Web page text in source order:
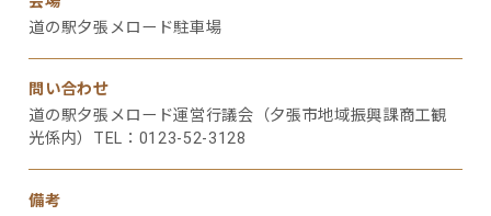
道の駅夕張メロード駐車場
問い合わせ
道の駅夕張メロード運営行議会（夕張市地域振興課商工観
光係内）TEL：0123-52-3128
備考